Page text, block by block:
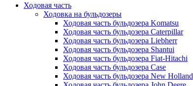
Ходовая часть
Ходовка на бульдозеры
Ходовая часть бульдозера Komatsu
Ходовая часть бульдозера Caterpillar
Ходовая часть бульдозера Liebherr
Ходовая часть бульдозера Shantui
Ходовая часть бульдозера Fiat-Hitachi
Ходовая часть бульдозера Case
Ходовая часть бульдозера New Holland